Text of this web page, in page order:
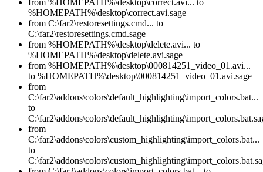
from %HOMEPATH%\desktop\correct.avi... to
%HOMEPATH%\desktop\correct.avi.sage
from C:\far2\restoresettings.cmd... to
C:\far2\restoresettings.cmd.sage
from %HOMEPATH%\desktop\delete.avi... to
%HOMEPATH%\desktop\delete.avi.sage
from %HOMEPATH%\desktop\000814251_video_01.avi...
to %HOMEPATH%\desktop\000814251_video_01.avi.sage
from
C:\far2\addons\colors\default_highlighting\import_colors.bat...
to
from
C:\far2\addons\colors\custom_highlighting\import_colors.bat...
to